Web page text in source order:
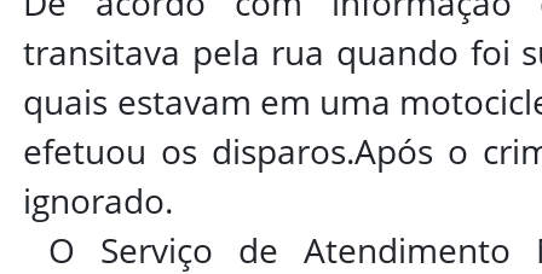
transitava pela rua quando foi
quais estavam em uma
efetuou os disparos.Após o
ignorado.
O Serviço de Atendimento